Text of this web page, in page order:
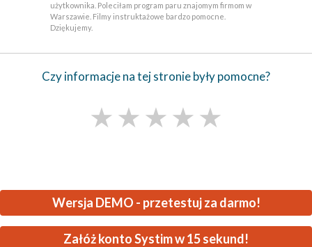
użytkownika. Poleciłam program paru znajomym firmom w
Warszawie. Filmy instruktażowe bardzo pomocne.
Dziękujemy.
Czy informacje na tej stronie były pomocne?
★★★★★
Wersja DEMO - przetestuj za darmo!
Załóż konto Systim w 15 sekund!